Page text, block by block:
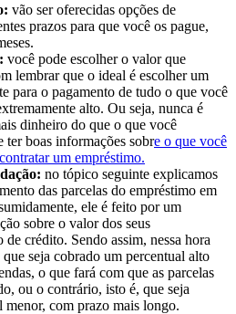
vão ser oferecidas opções de
prazos para que você os pague,
você pode escolher o valor que
lembrar que o ideal é escolher um
para o pagamento de tudo o que você
alto. Ou seja, nunca é
dinheiro do que o que você
ter boas informações sobre o que você
um empréstimo.
no tópico seguinte explicamos
das parcelas do empréstimo em
ele é feito por um
sobre o valor dos seus
de crédito. Sendo assim, nessa hora
que seja cobrado um percentual alto
o que fará com que as parcelas
ou o contrário, isto é, que seja
menor, com prazo mais longo.